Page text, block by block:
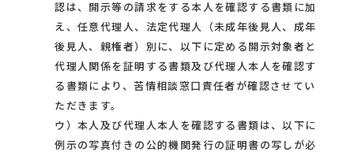
認は、開示等の請求をする本人を確認する書類に加
え、任意代理人、法定代理人（未成年後見人、成年
後見人、親権者）別に、以下に定める開示対象者と
代理人関係を証明する書類及び代理人本人を確認す
る書類により、苦情相談窓口責任者が確認させてい
ただきます。
ウ）本人及び代理人本人を確認する書類は、以下に
例示の写真付きの公的機関発行の証明書の写しが必